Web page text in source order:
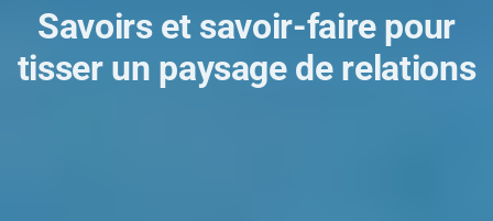
Savoirs et savoir-faire pour
tisser un paysage de relations